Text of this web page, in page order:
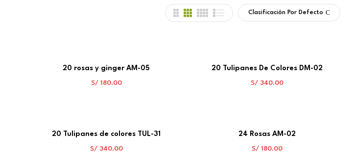
Clasificación Por Defecto
20 rosas y ginger AM-05
S/180.00
20 Tulipanes De Colores DM-02
S/ 340.00
20 Tulipanes de colores TUL-31
S/340.00
24 Rosas AM-02
S/ 180.00